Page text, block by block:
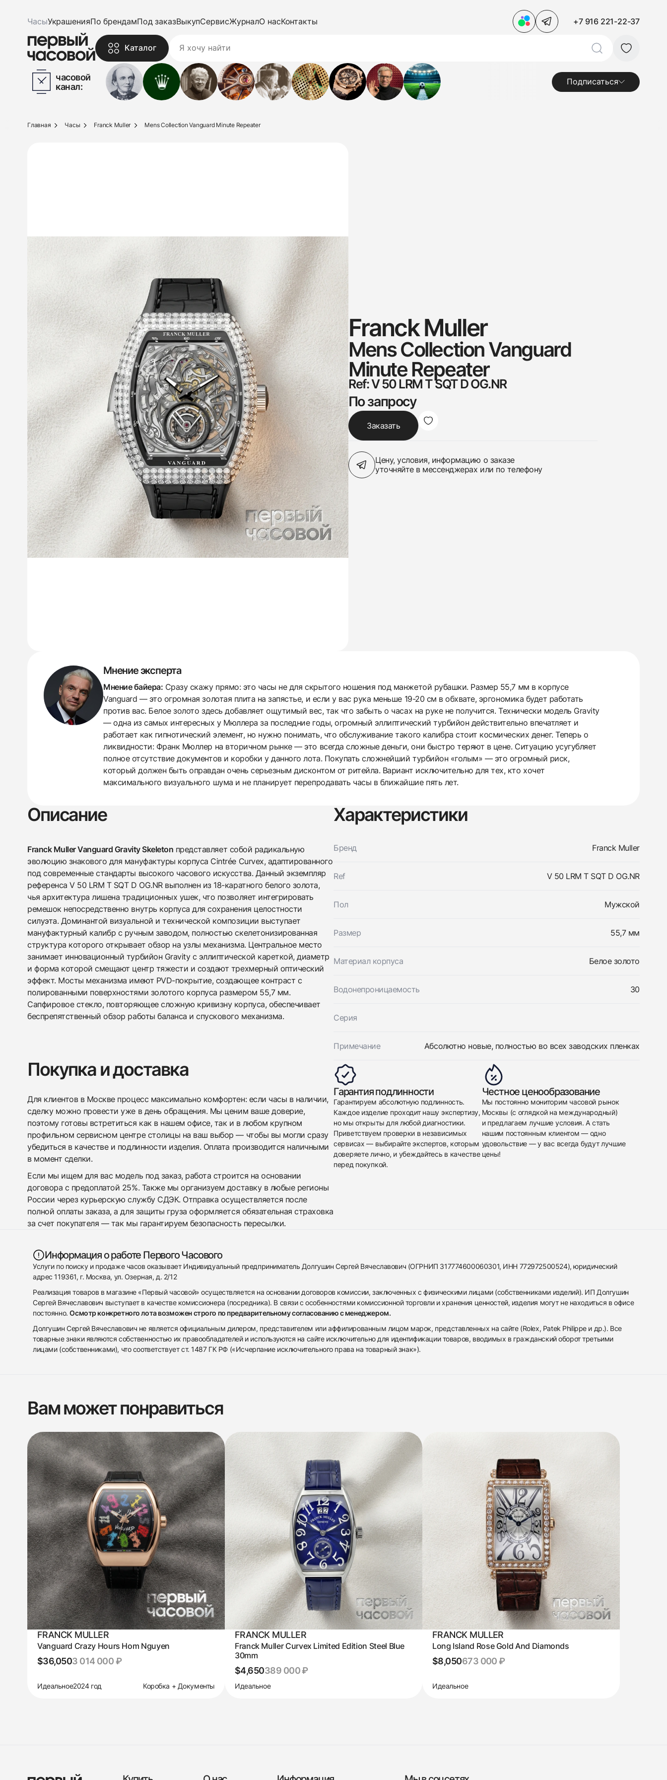
ЧасыУкрашенияПо брендамПод заказВыкупСервисЖурналО насКонтакты +7 916 221-22-37
Каталог
часовой
канал:
Подписаться
438
285
145
142
205
204
195
150
6
Главная Часы Franck Muller Mens Collection Vanguard Minute Repeater
Franck Muller
Mens Collection Vanguard
Minute Repeater
Ref: V 50 LRM T SQT D OG.NR
По запросу
Заказать
Цену, условия, информацию о заказе
уточняйте в мессенджерах или по телефону
Мнение эксперта
Мнение байера: Сразу скажу прямо: это часы не для скрытого ношения под манжетой рубашки. Размер 55,7 мм в корпусе
Vanguard — это огромная золотая плита на запястье, и если у вас рука меньше 19-20 см в обхвате, эргономика будет работать
против вас. Белое золото здесь добавляет ощутимый вес, так что забыть о часах на руке не получится. Технически модель Gravity
— одна из самых интересных у Мюллера за последние годы, огромный эллиптический турбийон действительно впечатляет и
работает как гипнотический элемент, но нужно понимать, что обслуживание такого калибра стоит космических денег. Теперь о
ликвидности: Франк Мюллер на вторичном рынке — это всегда сложные деньги, они быстро теряют в цене. Ситуацию усугубляет
полное отсутствие документов и коробки у данного лота. Покупать сложнейший турбийон «голым» — это огромный риск,
который должен быть оправдан очень серьезным дисконтом от ритейла. Вариант исключительно для тех, кто хочет
максимального визуального шума и не планирует перепродавать часы в ближайшие пять лет.
Описание
Franck Muller Vanguard Gravity Skeleton представляет собой радикальную
эволюцию знакового для мануфактуры корпуса Cintrée Curvex, адаптированного
под современные стандарты высокого часового искусства. Данный экземпляр
референса V 50 LRM T SQT D OG.NR выполнен из 18-каратного белого золота,
чья архитектура лишена традиционных ушек, что позволяет интегрировать
ремешок непосредственно внутрь корпуса для сохранения целостности
силуэта. Доминантой визуальной и технической композиции выступает
мануфактурный калибр с ручным заводом, полностью скелетонизированная
структура которого открывает обзор на узлы механизма. Центральное место
занимает инновационный турбийон Gravity с эллиптической кареткой, диаметр
и форма которой смещают центр тяжести и создают трехмерный оптический
эффект. Мосты механизма имеют PVD-покрытие, создающее контраст с
полированными поверхностями золотого корпуса размером 55,7 мм.
Сапфировое стекло, повторяющее сложную кривизну корпуса, обеспечивает
беспрепятственный обзор работы баланса и спускового механизма.
Характеристики
Бренд Franck Muller
Ref V 50 LRM T SQT D OG.NR
Пол Мужской
Размер 55,7 мм
Материал корпуса Белое золото
Водонепроницаемость 30
Серия
Примечание Абсолютно новые, полностью во всех заводских пленках
Покупка и доставка
Для клиентов в Москве процесс максимально комфортен: если часы в наличии,
сделку можно провести уже в день обращения. Мы ценим ваше доверие,
поэтому готовы встретиться как в нашем офисе, так и в любом крупном
профильном сервисном центре столицы на ваш выбор — чтобы вы могли сразу
убедиться в качестве и подлинности изделия. Оплата производится наличными
в момент сделки.
Если мы ищем для вас модель под заказ, работа строится на основании
договора с предоплатой 25%. Также мы организуем доставку в любые регионы
России через курьерскую службу СДЭК. Отправка осуществляется после
полной оплаты заказа, а для защиты груза оформляется обязательная страховка
за счет покупателя — так мы гарантируем безопасность пересылки.
Гарантия подлинности
Гарантируем абсолютную подлинность.
Каждое изделие проходит нашу экспертизу,
но мы открыты для любой диагностики.
Приветствуем проверки в независимых
сервисах — выбирайте экспертов, которым
доверяете лично, и убеждайтесь в качестве
перед покупкой.
Честное ценообразование
Мы постоянно мониторим часовой рынок
Москвы (с оглядкой на международный)
и предлагаем лучшие условия. А стать
нашим постоянным клиентом — одно
удовольствие — у вас всегда будут лучшие
цены!
Информация о работе Первого Часового
Услуги по поиску и продаже часов оказывает Индивидуальный предприниматель Долгушин Сергей Вячеславович (ОГРНИП 317774600060301, ИНН 772972500524), юридический
адрес 119361, г. Москва, ул. Озерная, д. 2/12
Реализация товаров в магазине «Первый часовой» осуществляется на основании договоров комиссии, заключенных с физическими лицами (собственниками изделий). ИП Долгушин
Сергей Вячеславович выступает в качестве комиссионера (посредника). В связи с особенностями комиссионной торговли и хранения ценностей, изделия могут не находиться в офисе
постоянно.Осмотр конкретного лота возможен строго по предварительному согласованию с менеджером.
Долгушин Сергей Вячеславович не является официальным дилером, представителем или аффилированным лицом марок, представленных на сайте (Rolex, Patek Philippe и др.). Все
товарные знаки являются собственностью их правообладателей и используются на сайте исключительно для идентификации товаров, вводимых в гражданский оборот третьими
лицами (собственниками), что соответствует ст. 1487 ГК РФ («Исчерпание исключительного права на товарный знак»).
Заказать эти часы
Оставьте ваши контактные данные и мы свяжемся с
вами
Franck Muller
Mens Collection Vanguard Minute Repeater
Новые
По запросу
Трейд-ин часов
Оставьте ваши контактные данные и мы свяжемся с
вами
Franck Muller
Mens Collection Vanguard Minute Repeater
Новые
По запросу
Приложите фото ваших часов…
Вам может понравиться
FRANCK MULLER
Vanguard Crazy Hours Hom Nguyen
$36,0503 014 000 ₽
Идеальное2024 год Коробка + Документы
FRANCK MULLER
Franck Muller Curvex Limited Edition Steel Blue
30mm
$4,650389 000 ₽
Идеальное
FRANCK MULLER
Long Island Rose Gold And Diamonds
$8,050673 000 ₽
Идеальное